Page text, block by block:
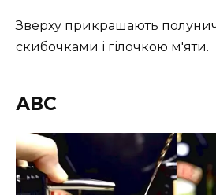
Зверху прикрашають
скибочками і гілочкою м'яти.
АВС